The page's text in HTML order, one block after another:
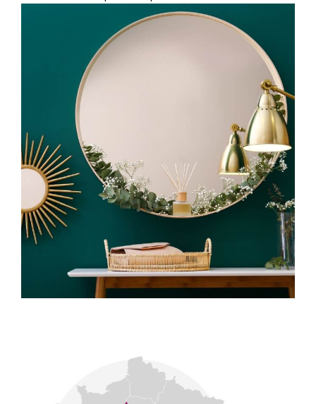
Implantés au cœur du Val de Loire et actifs sur
l’ensemble du territoire, nous accompagnons
vendeurs et acquéreurs français et internationaux,
avec une expertise juridique et patrimoniale
rigoureuse pour sécuriser chaque étape de la
transaction.
Notre signature se fonde sur la discrétion, la
transparence et l’exigence professionnelle.
CONNECTA Patrimoine : relier le passé, le présent
et l’avenir de notre patrimoine.